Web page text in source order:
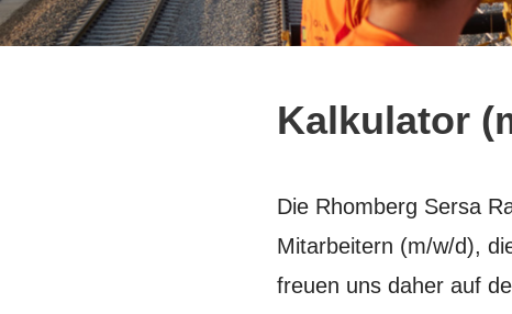
Kalkulator
Die Rhomberg Sersa
Mitarbeitern (m/w/d),
freuen uns daher auf